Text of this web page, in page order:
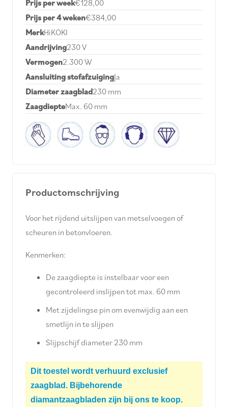
Prijs per week€128,00
Prijs per 4 weken€384,00
MerkHiKOKI
Aandrijving230 V
Vermogen2.300 W
Aansluiting stofafzuigingJa
Diameter zaagblad230 mm
ZaagdiepteMax. 60 mm
Productomschrijving
Voor het rijdend uitslijpen van metselvoegen of
scheuren in betonvloeren.
Kenmerken:
De zaagdiepte is instelbaar voor een
gecontroleerd inslijpen tot max. 60 mm
Met zijdelingse pin om evenwijdig aan een
smetlijn in te slijpen
Slijpschijf diameter 230 mm
Dit toestel wordt verhuurd exclusief
zaagblad. Bijbehorende
diamantzaagbladen zijn bij ons te koop.